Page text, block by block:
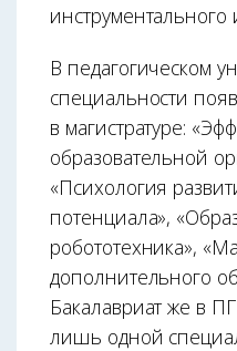
инструментального
В педагогическом
специальности
в магистратуре:
образовательной
«Психология
потенциала»,
робототехника»,
дополнительного
Бакалавриат же в
лишь одной